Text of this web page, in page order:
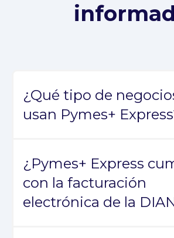
¿Qué tipo de
usan Pymes+
independientes, negocios desde
cualquier operación que
sus compras, ventas, inventario y
complicaciones
¿Pymes+ Express
con la facturación
electrónica de la